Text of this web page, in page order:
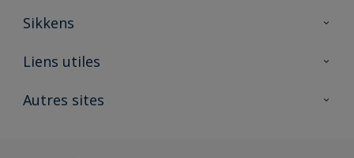
Sikkens
A propos de Sikkens
Liens utiles
Ouvrir un magasin PASS
Autres sites